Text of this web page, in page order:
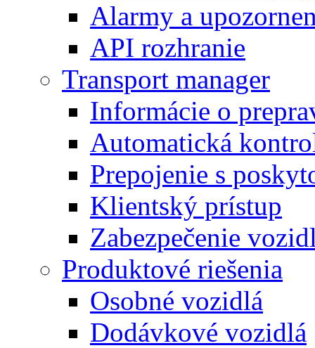
Alarmy a
API rozhranie
Transport manager
Informácie o
Automatická
Prepojenie s
Klientský prístup
Zabezpečenie
Produktové riešenia
Osobné vozidlá
Dodávkové vozidlá